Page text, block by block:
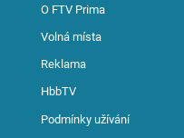
O FTV Prima
Volná místa
Reklama
HbbTV
Podmínky užívání